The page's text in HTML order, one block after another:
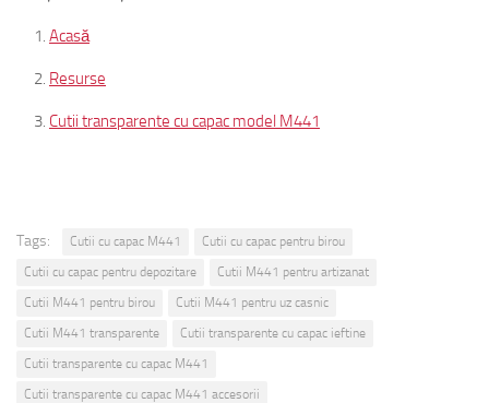
Acasă
Resurse
Cutii transparente cu capac model M441
Tags: Cutii cu capac M441
Cutii cu capac pentru birou
Cutii cu capac pentru depozitare
Cutii M441 pentru artizanat
Cutii M441 pentru birou
Cutii M441 pentru uz casnic
Cutii M441 transparente
Cutii transparente cu capac ieftine
Cutii transparente cu capac M441
Cutii transparente cu capac M441 accesorii